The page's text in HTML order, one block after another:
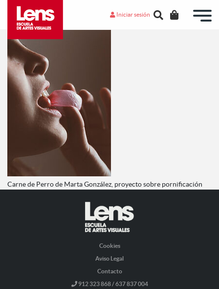
Iniciar sesión
Carne de Perro de Marta González, proyecto sobre pornificación
Cookies
Aviso Legal
Contacto
912 323 868 / 637 837 004